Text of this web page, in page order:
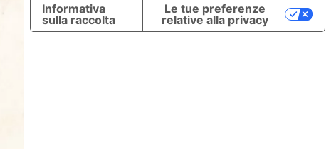
Informativa
sulla raccolta
Le tue preferenze
relative alla privacy